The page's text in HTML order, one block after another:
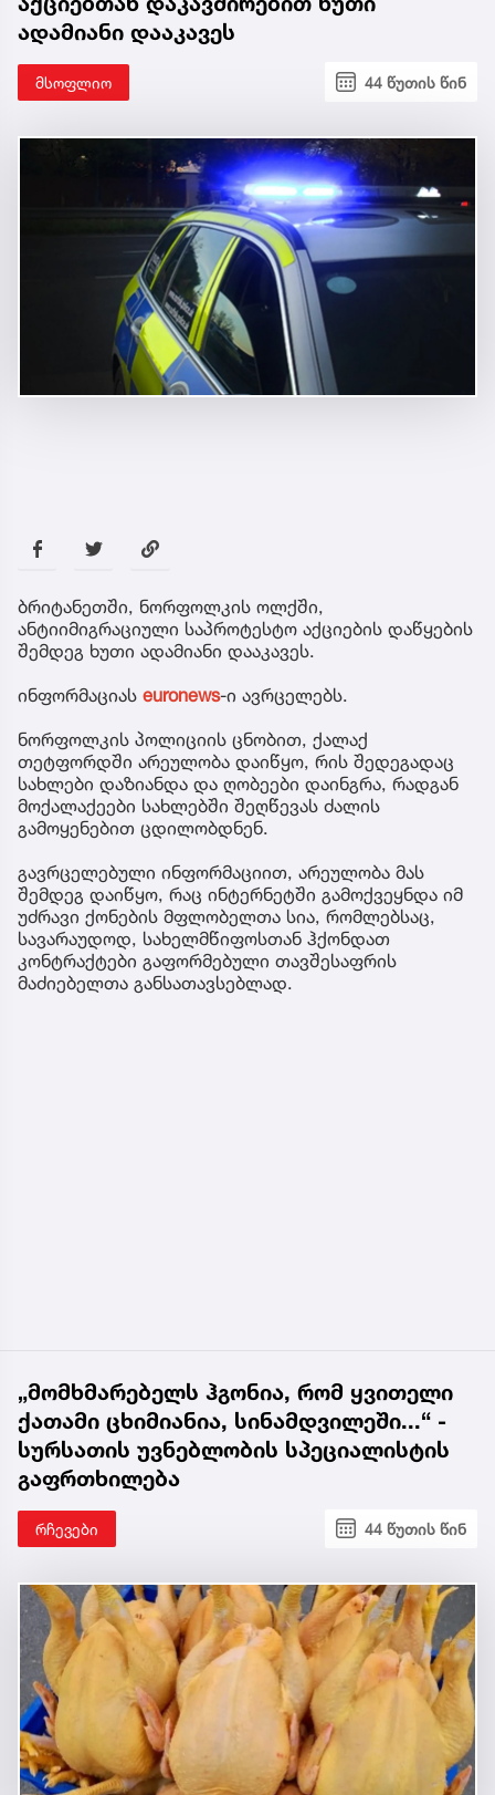
ადამიანი დააკავეს
მსოფლიო 44 წუთის წინ
ბრიტანეთში, ნორფოლკის ოლქში,
ანტიიმიგრაციული საპროტესტო აქციების დაწყების
შემდეგ ხუთი ადამიანი დააკავეს.
ინფორმაციას euronews-ი ავრცელებს.
ნორფოლკის პოლიციის ცნობით, ქალაქ
თეტფორდში არეულობა დაიწყო, რის შედეგადაც
სახლები დაზიანდა და ღობეები დაინგრა, რადგან
მოქალაქეები სახლებში შეღწევას ძალის
გამოყენებით ცდილობდნენ.
გავრცელებული ინფორმაციით, არეულობა მას
შემდეგ დაიწყო, რაც ინტერნეტში გამოქვეყნდა იმ
უძრავი ქონების მფლობელთა სია, რომლებსაც,
სავარაუდოდ, სახელმწიფოსთან ჰქონდათ
კონტრაქტები გაფორმებული თავშესაფრის
მაძიებელთა განსათავსებლად.
„მომხმარებელს ჰგონია, რომ ყვითელი
ქათამი ცხიმიანია, სინამდვილეში...“ -
სურსათის უვნებლობის სპეციალისტის
გაფრთხილება
რჩევები 44 წუთის წინ